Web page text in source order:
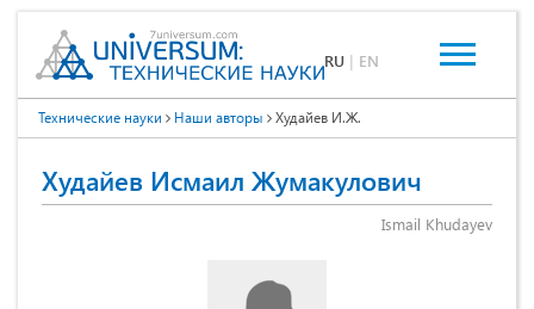
RU | EN
Технические науки Наши авторы Худайев И.Ж.
Худайев Исмаил Жумакулович
Ismail Khudayev